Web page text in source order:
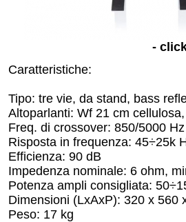
-
Caratteristiche:
Tipo: tre vie, da stand, bass
Altoparlanti: Wf 21 cm
Freq. di crossover: 850/5000 Hz
Risposta in frequenza: 45÷25k
Efficienza: 90 dB
Impedenza nominale: 6 ohm,
Potenza ampli consigliata:
Dimensioni (LxAxP): 320 x 560
Peso: 17 kg